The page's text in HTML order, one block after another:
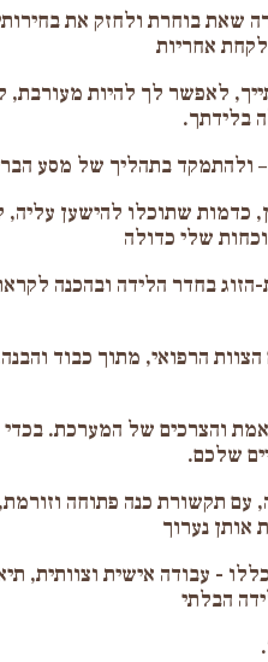
שאת בוחרת ולחזק את
אחריות
לאפשר לך להיות
בלידתך.
ולהתמקד בתהליך של מסע
כדמות שתוכלו להישען
שלי כדולה
הזוג בחדר הלידה ובהכנה
הרפואי, מתוך כבוד
והצרכים של המערכת.
שלכם.
עם תקשורת כנה פתוחה
אותן נערוך
- עבודה אישית וצוותית,
הבלתי